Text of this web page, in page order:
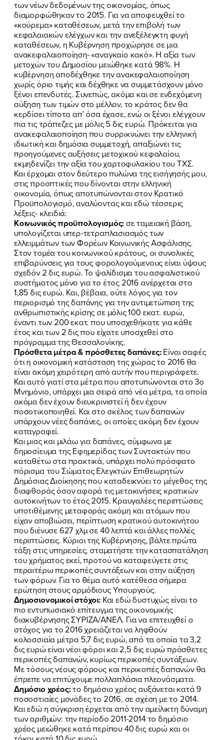
ΠΟΙΑ ΕΙΜΑΙ
ΕΡΓΟ
ΕΚΔΗΛΩΣΕΙΣ
ΝΕΑ
ΕΛΑ ΚΙ ΕΣΥ
FB IN TW YT LN VB TIKTOK
των νέων δεδομένων της οικονομίας, όπως
διαμορφώθηκαν το 2015. Για να αποφευχθεί το
«κούρεμα» καταθέσεων, μετά την επιβολή των
κεφαλαιακών ελέγχων και την ανεξέλεγκτη φυγή
καταθέσεων, η Κυβέρνηση προχώρησε σε μια
ανακεφαλαιοποίηση- «αναγκαίο κακό». Η αξία των
μετοχών του Δημοσίου μειώθηκε κατά 98%. Η
κυβέρνηση αποδέχθηκε την ανακεφαλαιοποίηση
χωρίς όριο τιμής και δέχθηκε να συμμετάσχουν μόνο
ξένοι επενδυτές. Συνεπώς, ακόμα και σε ενδεχόμενη
αύξηση των τιμών στο μέλλον, το κράτος δεν θα
κερδίσει τίποτα απ’ όσα έχασε, ενώ οι ξένοι ελέγχουν
πια τις τράπεζες με μόλις 5 δις ευρώ. Πρόκειται για
ανακεφαλαιοποίηση που συρρικνώνει την ελληνική
ιδιωτική και δημόσια συμμετοχή, απαξιώνει τις
προηγούμενες αυξήσεις μετοχικού κεφαλαίου,
εκμηδενίζει την αξία του χαρτοφυλακίου του ΤΧΣ.
Και έρχομαι στον δεύτερο πυλώνα της εισήγησής μου,
στις προοπτικές που δίνονται στην ελληνική
οικονομία, όπως αποτυπώνονται στον Κρατικό
Προϋπολογισμό, αναλύοντας και εδώ τέσσερις
λέξεις- κλειδιά:
Κοινωνικός προϋπολογισμός:σε ταμειακή βάση,
υπολογίζεται υπερ-τετραπλασιασμός των
ελλειμμάτων των Φορέων Κοινωνικής Ασφάλισης.
Στον τομέα του κοινωνικού κράτους, οι συνολικές
επιβαρύνσεις για τους φορολογούμενους είναι ύψους
σχεδόν 2 δις ευρώ. Το ψαλίδισμα του ασφαλιστικού
συστήματος μόνο για το έτος 2016 ανέρχεται στα
1,85 δις ευρώ. Και, βέβαια, ούτε λόγος για τον
περιορισμό της δαπάνης για την αντιμετώπιση της
ανθρωπιστικής κρίσης σε μόλις 100 εκατ. ευρώ,
έναντι των 200 εκατ. που υποσχεθήκατε για κάθε
έτος και των 2 δις που είχατε υποσχεθεί στο
πρόγραμμα της Θεσσαλονίκης.
Πρόσθετα μέτρα & πρόσθετες δαπάνες:Είναι σαφές
ότι η οικονομική κατάσταση της χώρας το 2016 θα
είναι ακόμη χειρότερη από αυτήν που περιγράφετε.
Και αυτό γιατί στα μέτρα που αποτυπώνονται στο 3ο
Μνημόνιο, υπάρχει μια σειρά από νέα μέτρα, τα οποία
ακόμα δεν έχουν διευκρινιστεί ή δεν έχουν
ποσοτικοποιηθεί. Και στο σκέλος των δαπανών
υπάρχουν νέες δαπάνες, οι οποίες ακόμη δεν έχουν
καταγραφεί.
Και μιας και μιλάω για δαπάνες, σύμφωνα με
δημοσίευμα της Εφημερίδας των Συντακτών που
καταθέτω στα πρακτικά, υπάρχει πολύ πρόσφατο
πόρισμα του Σώματος Ελεγκτών Επιθεωρητών
Δημόσιας Διοίκησης που καταδεικνύει το μέγεθος της
διαφθοράς όσον αφορά τις μετακινήσεις κρατικών
αυτοκινήτων το έτος 2015. Κραυγαλέες περιπτώσεις
υποτιθέμενης μεταφοράς ακόμη και ατόμων που
είχαν αποβιώσει, περίπτωση κρατικού αυτοκινήτου
που διένυσε 627 χλμ σε 40 λεπτά και άλλες πολλές
περιπτώσεις. Κύριοι της Κυβέρνησης, βάλτε πρώτα
τάξη στις υπηρεσίες, σταματήστε την κατασπατάληση
του χρήματος εκεί, προτού να καταφεύγετε στις
περαιτέρω περικοπές συντάξεων και στην αύξηση
των φόρων. Για το θέμα αυτό κατέθεσα σήμερα
ερώτηση στους αρμόδιους Υπουργούς.
Δημοσιονομικοί στόχοι: Και εδώ δυστυχώς είναι το
πιο εντυπωσιακό επίτευγμα της οικονομικής
διακυβέρνησης ΣΥΡΙΖΑ/ΑΝΕΛ. Για να επιτευχθεί ο
στόχος για το 2016 χρειάζεται να ληφθούν
κολοσσιαία μέτρα 5,7 δις ευρώ, από τα οποία τα 3,2
δις ευρώ είναι νέοι φόροι και 2,5 δις ευρώ πρόσθετες
περικοπές δαπανών, κυρίως περικοπές συντάξεων.
Με τόσους νέους φόρους και περικοπές δαπανών θα
έπρεπε να επιτύχουμε πολλαπλάσια πλεονάσματα.
Δημόσιο χρέος:το δημόσιο χρέος αυξάνεται κατά 9
ποσοστιαίες μονάδες το 2016, σε σχέση με το 2014.
Και εδώ η σύγκριση έρχεται από την αμείλικτη δύναμη
των αριθμών: την περίοδο 2011-2014 το δημόσιο
χρέος μειώθηκε κατά περίπου 40 δις ευρώ και οι